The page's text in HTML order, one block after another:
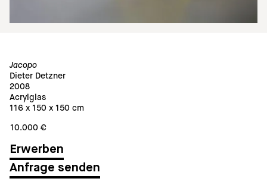
Jacopo
Dieter Detzner
2008
Acrylglas
116 x 150 x 150 cm
10.000 €
Anfrage senden